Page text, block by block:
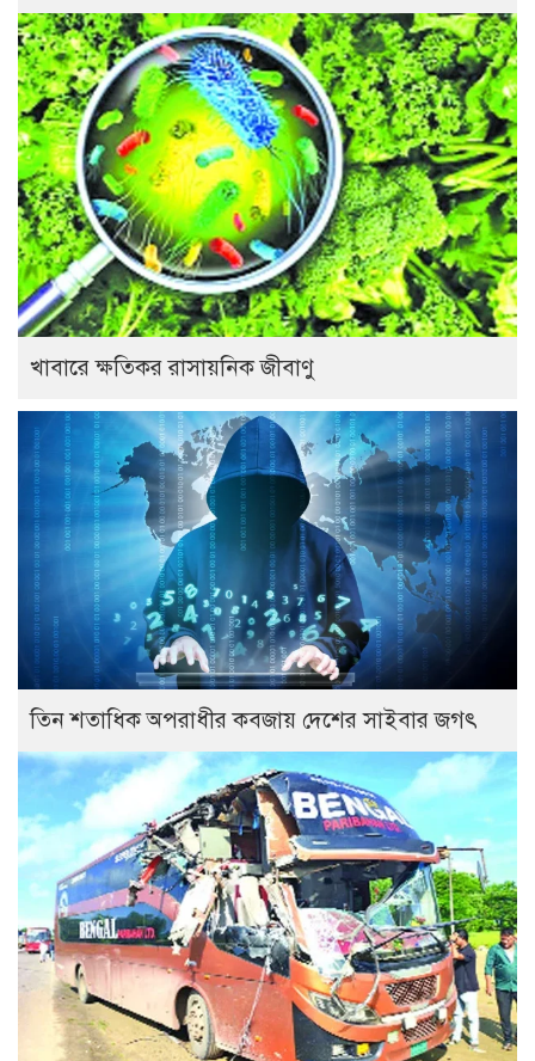
খাবারে ক্ষতিকর রাসায়নিক জীবাণু
তিন শতাধিক অপরাধীর কবজায় দেশের সাইবার জগৎ